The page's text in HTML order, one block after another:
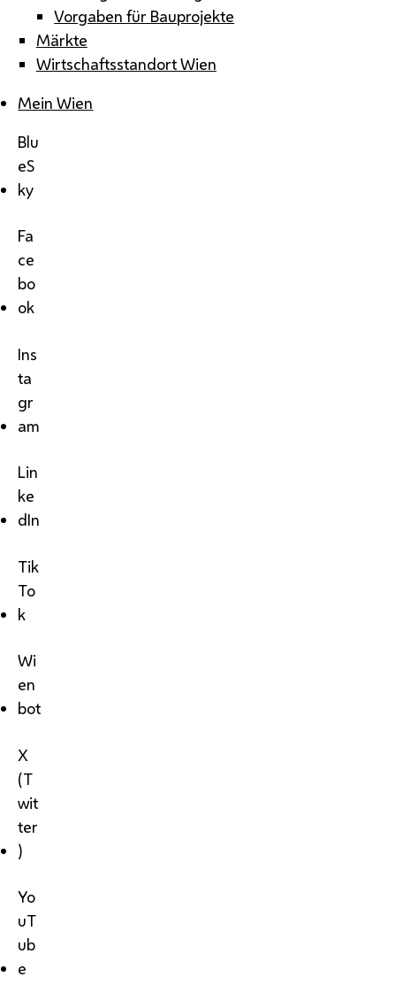
Vorgaben für Bauprojekte
Märkte
Wirtschaftsstandort Wien
Mein Wien
Blu
eS
ky
Fa
ce
bo
ok
Ins
ta
gr
am
Lin
ke
dIn
Tik
To
k
Wi
en
bot
X
(T
wit
ter
)
Yo
uT
ub
e